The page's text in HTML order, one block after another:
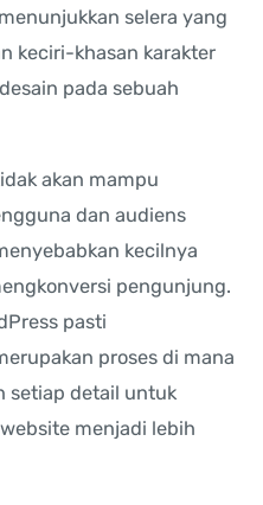
selera yang
keciri-khasan karakter
pada sebuah
akan mampu
dan audiens
kecilnya
pengunjung.
pasti
proses di mana
setiap detail untuk
menjadi lebih